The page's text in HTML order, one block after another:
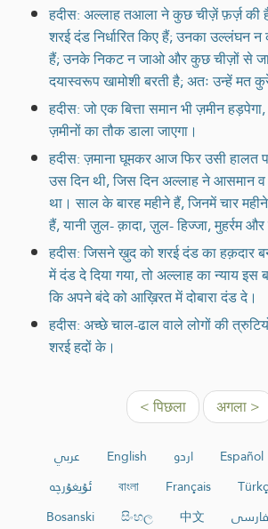
हदीस: अल्लाह तआला ने कुछ चीज़ें फ़र्ज़ की
शरई दंड निर्धारित किए हैं; उनका उल्लंघन
हैं; उनके निकट न जाओ और कुछ चीज़ों से
दयास्वरूप खामोशी बरती है; अतः उन्हें मत
हदीस: जो एक बित्ता समान भी ज़मीन
ज़मीनों का तौक डाला जाएगा।
हदीस: ज़माना घूमकर आज फिर उसी हालत
उस दिन थी, जिस दिन अल्लाह ने आसमान व
था। साल के बारह महीने हैं, जिनमें चार
हैं, यानी ज़ुल- क़ादा, ज़ुल- हिज्जा, मुहर्रम
हदीस: जिसने ख़ुद को शरई दंड का हक़दार
में दंड दे दिया गया, तो अल्लाह का न्याय इस
कि अपने बंदे को आख़िरत में दोबारा दंड दे।
हदीस: अच्छे चाल-ढाल वाले लोगों की
शरई हदों के।
< पिछला अगला >
عربي English اردو Español
ئۇيغۇرچە
বাংলা Français
Bosanski
සිංහල 中文 فارسی